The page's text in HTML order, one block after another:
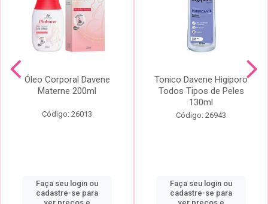
Óleo Corporal Davene
Materne 200ml
Código: 26013
Faça seu login ou
cadastre-se para
Tonico Davene Higiporo
Todos Tipos de Peles
130ml
Código: 26943
Faça seu login ou
cadastre-se para